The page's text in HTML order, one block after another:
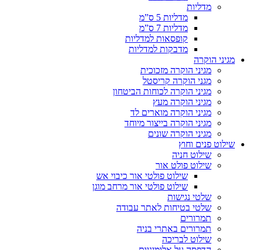
מדליות
מדליות 5 ס”מ
מדליות 7 ס”מ
קופסאות למדליות
מדבקות למדליות
מגיני הוקרה
מגיני הוקרה מזכוכית
מגני הוקרה קריסטל
מגיני הוקרה לכוחות הביטחון
מגיני הוקרה מעץ
מגיני הוקרה מוארים לד
מגיני הוקרה בייצור מיוחד
מגיני הוקרה שונים
שילוט פנים וחוץ
שילוט חניה
שילוט פולט אור
שילוט פולטי אור כיבוי אש
שילוט פולטי אור מרחב מוגן
שלטי נגישות
שלטי בטיחות לאתר עבודה
תמרורים
תמרורים באתרי בניה
שילוט לבריכה